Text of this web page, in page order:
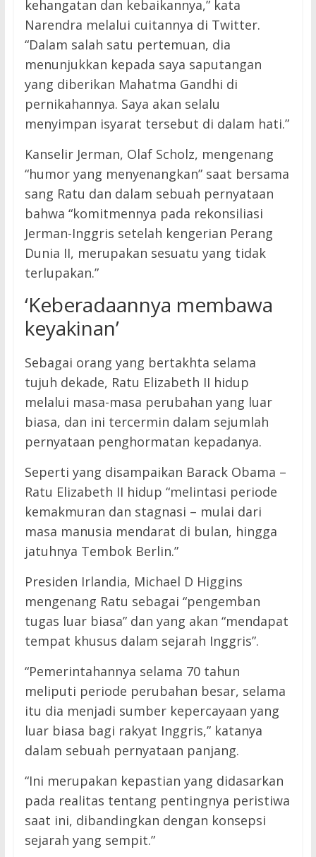
kehangatan dan kebaikannya,” kata
Narendra melalui cuitannya di Twitter.
“Dalam salah satu pertemuan, dia
menunjukkan kepada saya saputangan
yang diberikan Mahatma Gandhi di
pernikahannya. Saya akan selalu
menyimpan isyarat tersebut di dalam hati.”
Kanselir Jerman, Olaf Scholz, mengenang
“humor yang menyenangkan” saat bersama
sang Ratu dan dalam sebuah pernyataan
bahwa “komitmennya pada rekonsiliasi
Jerman-Inggris setelah kengerian Perang
Dunia II, merupakan sesuatu yang tidak
terlupakan.”
‘Keberadaannya membawa
keyakinan’
Sebagai orang yang bertakhta selama
tujuh dekade, Ratu Elizabeth II hidup
melalui masa-masa perubahan yang luar
biasa, dan ini tercermin dalam sejumlah
pernyataan penghormatan kepadanya.
Seperti yang disampaikan Barack Obama –
Ratu Elizabeth II hidup “melintasi periode
kemakmuran dan stagnasi – mulai dari
masa manusia mendarat di bulan, hingga
jatuhnya Tembok Berlin.”
Presiden Irlandia, Michael D Higgins
mengenang Ratu sebagai “pengemban
tugas luar biasa” dan yang akan “mendapat
tempat khusus dalam sejarah Inggris”.
“Pemerintahannya selama 70 tahun
meliputi periode perubahan besar, selama
itu dia menjadi sumber kepercayaan yang
luar biasa bagi rakyat Inggris,” katanya
dalam sebuah pernyataan panjang.
“Ini merupakan kepastian yang didasarkan
pada realitas tentang pentingnya peristiwa
saat ini, dibandingkan dengan konsepsi
sejarah yang sempit.”